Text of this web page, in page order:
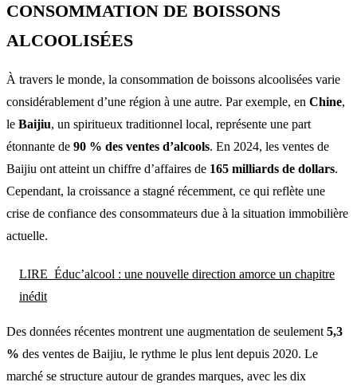
CONSOMMATION DE BOISSONS
ALCOOLISÉES
À travers le monde, la consommation de boissons alcoolisées varie
considérablement d’une région à une autre. Par exemple, en Chine,
le Baijiu, un spiritueux traditionnel local, représente une part
étonnante de 90 % des ventes d’alcools. En 2024, les ventes de
Baijiu ont atteint un chiffre d’affaires de 165 milliards de dollars.
Cependant, la croissance a stagné récemment, ce qui reflète une
crise de confiance des consommateurs due à la situation immobilière
actuelle.
LIRE Éduc’alcool : une nouvelle direction amorce un chapitre
inédit
Des données récentes montrent une augmentation de seulement 5,3
% des ventes de Baijiu, le rythme le plus lent depuis 2020. Le
marché se structure autour de grandes marques, avec les dix